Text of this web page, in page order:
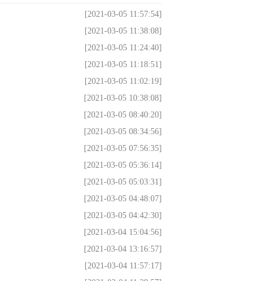
[2021-03-05 11:57:54]
[2021-03-05 11:38:08]
[2021-03-05 11:24:40]
[2021-03-05 11:18:51]
[2021-03-05 11:02:19]
[2021-03-05 10:38:08]
[2021-03-05 08:40:20]
[2021-03-05 08:34:56]
[2021-03-05 07:56:35]
[2021-03-05 05:36:14]
[2021-03-05 05:03:31]
[2021-03-05 04:48:07]
[2021-03-05 04:42:30]
[2021-03-04 15:04:56]
[2021-03-04 13:16:57]
[2021-03-04 11:57:17]